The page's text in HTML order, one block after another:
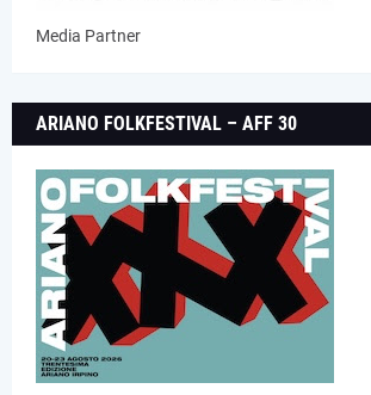
Media Partner
ARIANO FOLKFESTIVAL – AFF 30